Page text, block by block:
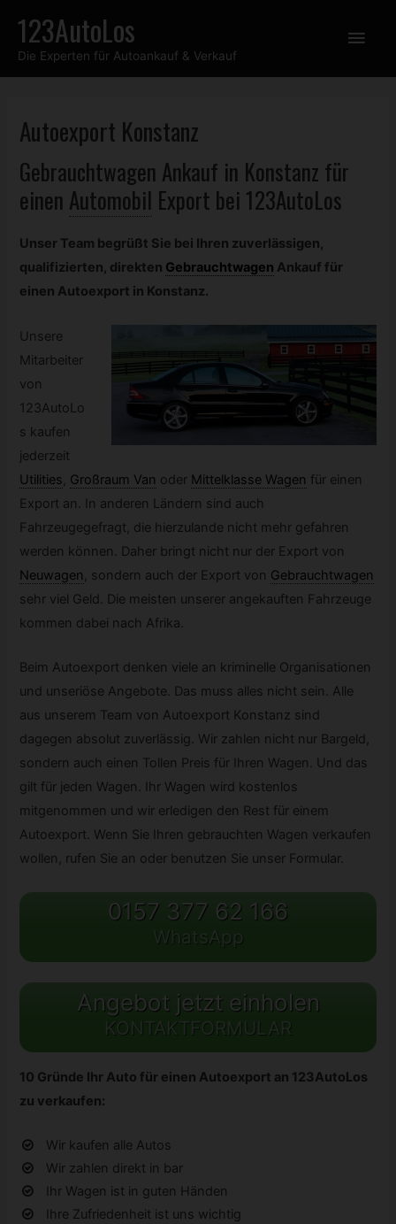
Inhalt
springen
123AutoLos
Die Experten für Autoankauf & Verkauf
Autoexport Konstanz
Gebrauchtwagen Ankauf in Konstanz für
einen Automobil Export bei 123AutoLos
Unser Team begrüßt Sie bei Ihren zuverlässigen,
qualifizierten, direkten Gebrauchtwagen Ankauf für
einen Autoexport in Konstanz.
Unsere
Mitarbeiter
von
123AutoLo
s kaufen
jederzeit
Utilities, Großraum Van oder Mittelklasse Wagen für einen
Export an. In anderen Ländern sind auch
Fahrzeugegefragt, die hierzulande nicht mehr gefahren
werden können. Daher bringt nicht nur der Export von
Neuwagen , sondern auch der Export von Gebrauchtwagen
sehr viel Geld. Die meisten unserer angekauften Fahrzeuge
kommen dabei nach Afrika.
Beim Autoexport denken viele an kriminelle Organisationen
und unseriöse Angebote. Das muss alles nicht sein. Alle
aus unserem Team von Autoexport Konstanz sind
dagegen absolut zuverlässig. Wir zahlen nicht nur Bargeld,
sondern auch einen Tollen Preis für Ihren Wagen. Und das
gilt für jeden Wagen. Ihr Wagen wird kostenlos
mitgenommen und wir erledigen den Rest für einem
Autoexport. Wenn Sie Ihren gebrauchten Wagen verkaufen
wollen, rufen Sie an oder benutzen Sie unser Formular.
0157 377 62 166
WhatsApp
Angebot jetzt einholen
KONTAKTFORMULAR
10 Gründe Ihr Auto für einen Autoexport an 123AutoLos
zu verkaufen:
Wir kaufen alle Autos
Wir zahlen direkt in bar
Ihr Wagen ist in guten Händen
Ihre Zufriedenheit ist uns wichtig